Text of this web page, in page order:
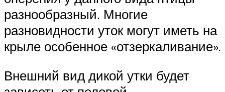
разнообразный. Многие
разновидности уток могут иметь на
крыле особенное «отзеркаливание».
Внешний вид дикой утки будет